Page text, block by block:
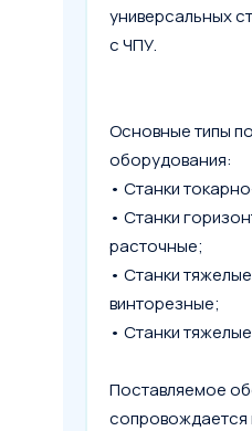
универсальных
с ЧПУ.
Основные типы
оборудования:
• Станки
• Станки
расточные;
• Станки
винторезные;
• Станки
Поставляемое
сопровождается